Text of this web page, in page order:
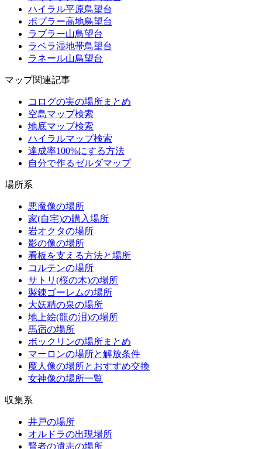
ハイラル平原鳥望台
ポプラー高地鳥望台
ラブラー山鳥望台
ラベラ湿地帯鳥望台
ラネール山鳥望台
マップ関連記事
コログの実の場所まとめ
空島マップ検索
地底マップ検索
ハイラルマップ検索
達成率100%にする方法
自分で作るゼルダマップ
場所系
悪魔像の場所
家(自宅)の購入場所
岩オクタの場所
影の像の場所
看板を支える方法と場所
コルテンの場所
サトリ(桜の木)の場所
製錬ゴーレムの場所
大妖精の泉の場所
地上絵(龍の泪)の場所
馬宿の場所
ボックリンの場所まとめ
マーロンの場所と解放条件
魔人像の場所とおすすめ交換
女神像の場所一覧
収集系
井戸の場所
オルドラの出現場所
賢者の遺志の場所